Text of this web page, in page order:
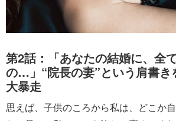
第2話：「あなたの結婚に、全
の…」“院長の妻”という肩書き
大暴走
思えば、子供のころから私は、どこか